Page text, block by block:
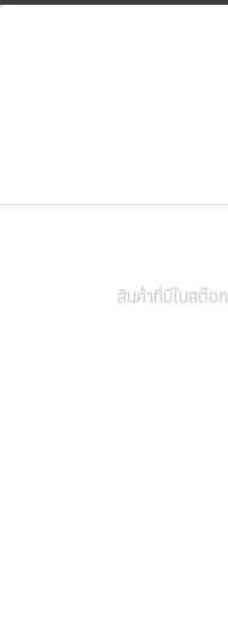
Skip
สินค้าที่มีในสต๊อก